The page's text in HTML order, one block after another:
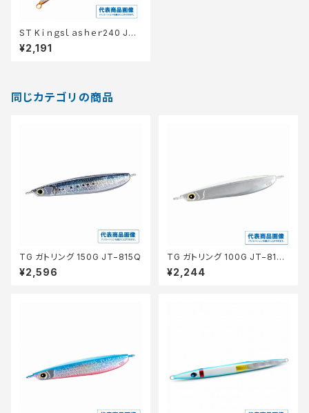
ST Kｉｎｇsｌａsｈｅｒ240 JT
−324P
¥2,191
同じカテゴリの商品
TG ガトリング 150G JT−815Q
¥2,596
TG ガトリング 100G JT−810
Q
¥2,244